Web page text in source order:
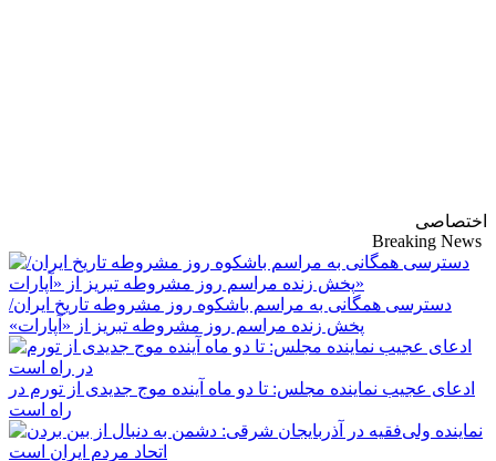
اختصاصی
Breaking News
دسترسی همگانی به مراسم باشکوه روز مشروطه تاریخ ایران/
پخش زنده مراسم روز مشروطه تبریز از «آپارات»
ادعای عجیب نماینده مجلس: تا دو ماه آینده موج جدیدی از تورم در
راه است